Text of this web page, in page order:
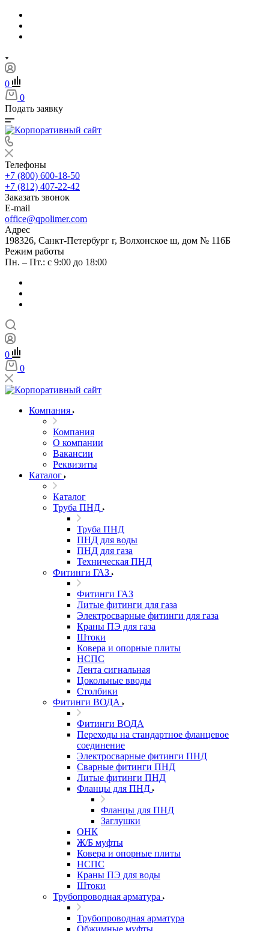
0
0
Подать заявку
Телефоны
+7 (800) 600-18-50
+7 (812) 407-22-42
Заказать звонок
E-mail
office@qpolimer.com
Адрес
198326, Санкт-Петербург г, Волхонское ш, дом № 116Б
Режим работы
Пн. – Пт.: с 9:00 до 18:00
0
0
Компания
Компания
О компании
Вакансии
Реквизиты
Каталог
Каталог
Труба ПНД
Труба ПНД
ПНД для воды
ПНД для газа
Техническая ПНД
Фитинги ГАЗ
Фитинги ГАЗ
Литые фитинги для газа
Электросварные фитинги для газа
Краны ПЭ для газа
Штоки
Ковера и опорные плиты
НСПС
Лента сигнальная
Цокольные вводы
Столбики
Фитинги ВОДА
Фитинги ВОДА
Переходы на стандартное фланцевое
соединение
Электросварные фитинги ПНД
Сварные фитинги ПНД
Литые фитинги ПНД
Фланцы для ПНД
Фланцы для ПНД
Заглушки
ОНК
Ж/Б муфты
Ковера и опорные плиты
НСПС
Краны ПЭ для воды
Штоки
Трубопроводная арматура
Трубопроводная арматура
Обжимные муфты